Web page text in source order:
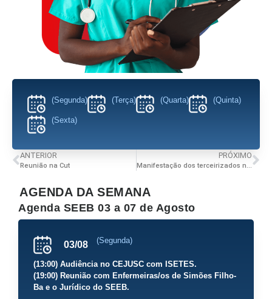
(Segunda) (Terça) (Quarta) (Quinta)
(Sexta)
ANTERIOR
Reunião na Cut
PRÓXIMO
Manifestação dos terceirizados na Sesab
AGENDA DA SEMANA
Agenda SEEB 03 a 07 de Agosto
03/08 (Segunda)
(13:00) Audiência no CEJUSC com ISETES.
(19:00) Reunião com Enfermeiras/os de Simões Filho-
Ba e o Jurídico do SEEB.